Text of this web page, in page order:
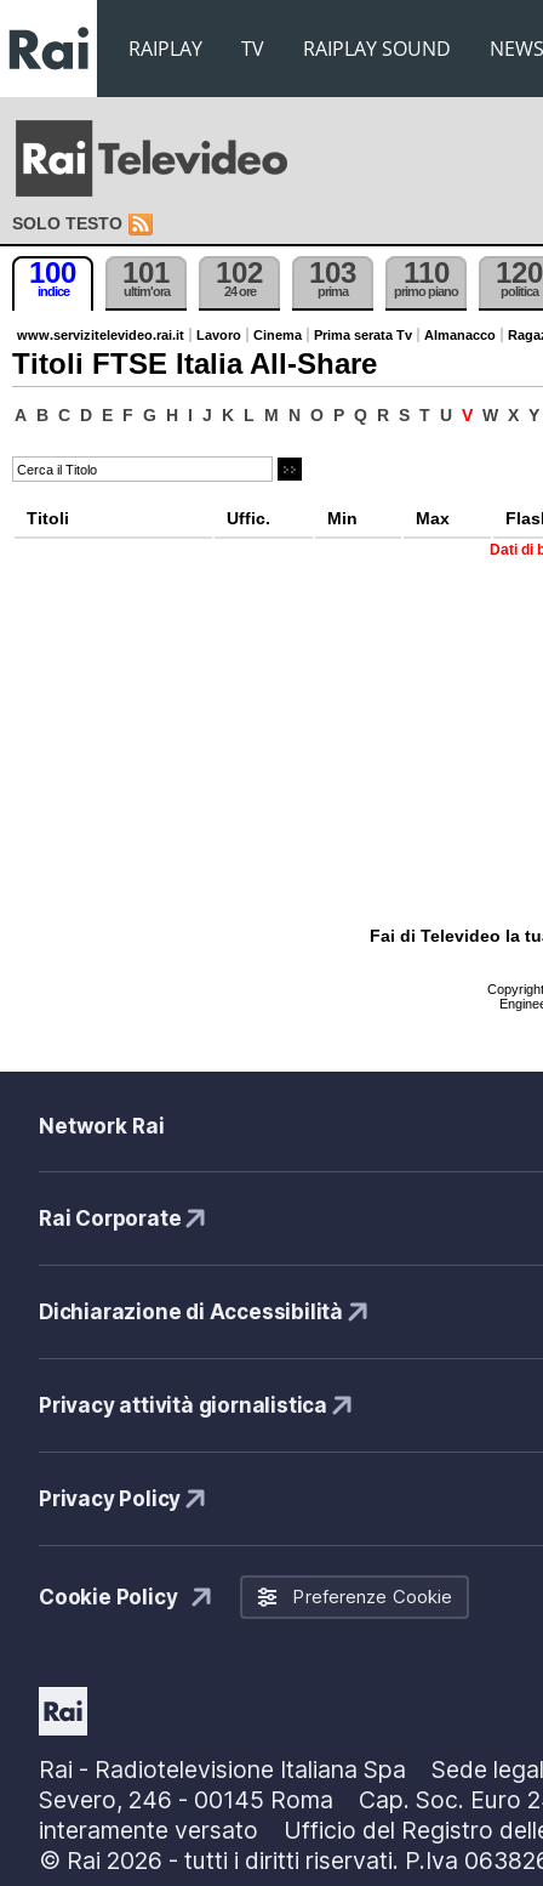
RAIPLAY TV RAIPLAY SOUND NEWS
SOLO TESTO
100
indice
101
ultim'ora
102
24 ore
103
prima
110
primo piano
120
politica
www.servizitelevideo.rai.it Lavoro Cinema Prima serata Tv Almanacco
Titoli FTSE Italia All-Share
A B C D E F G H I J K L M N O P Q R S T U V W X Y
Titoli Uffic. Min Max
Dati di
Fai di Televideo la